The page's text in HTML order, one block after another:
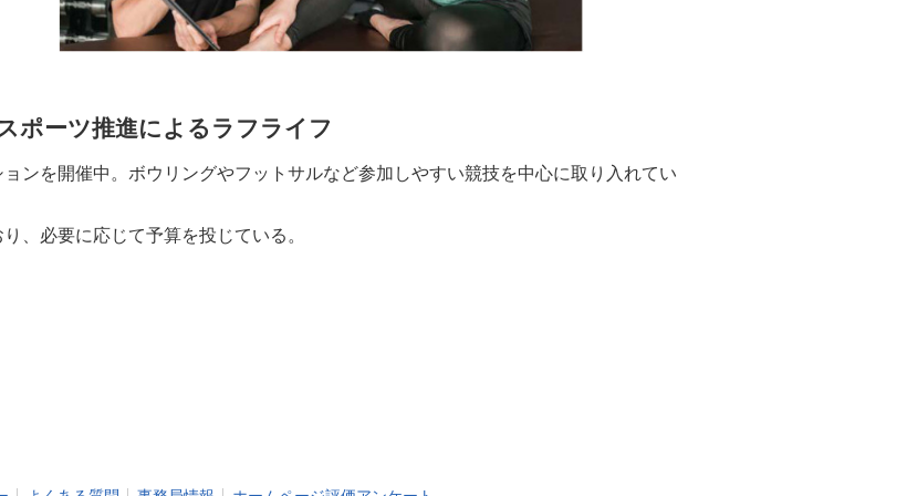
ポーツ推進によるラフライフ
ンを開催中。ボウリングやフットサルなど参加しやすい競技を中心に取り入れてい
、必要に応じて予算を投じている。